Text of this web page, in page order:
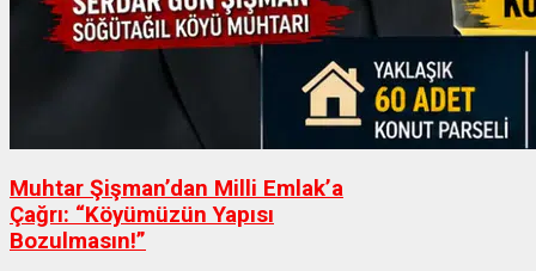
Muhtar Şişman’dan Milli Emlak’a
Çağrı: “Köyümüzün Yapısı
Bozulmasın!”